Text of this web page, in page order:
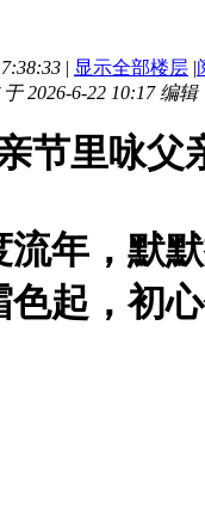
| 显示全部楼层 |
2026-6-22 10:17 编辑
里咏父
年，默默
起，初心